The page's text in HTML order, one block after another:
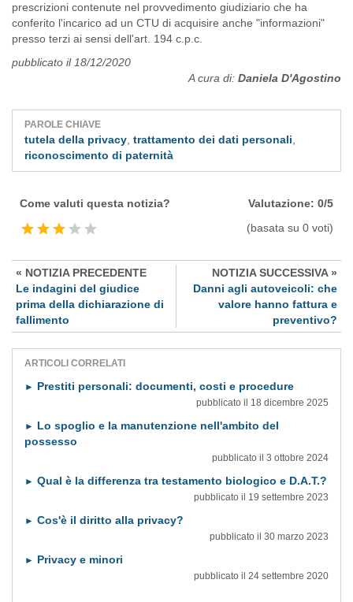
prescrizioni contenute nel provvedimento giudiziario che ha
conferito l'incarico ad un CTU di acquisire anche "informazioni"
presso terzi ai sensi dell'art. 194 c.p.c.
pubblicato il 18/12/2020
A cura di: Daniela D'Agostino
PAROLE CHIAVE
tutela della privacy trattamento dei dati personali
riconoscimento di paternità
Come valuti questa notizia?
Valutazione: 0/5
(basata su 0 voti)
« NOTIZIA PRECEDENTE
Le indagini del giudice
prima della dichiarazione di
fallimento
NOTIZIA SUCCESSIVA »
Danni agli autoveicoli: che
valore hanno fattura e
preventivo?
ARTICOLI CORRELATI
► Prestiti personali: documenti, costi e procedure
pubblicato il 18 dicembre 2025
► Lo spoglio e la manutenzione nell'ambito del
possesso
pubblicato il 3 ottobre 2024
► Qual è la differenza tra testamento biologico e D.A.T.?
pubblicato il 19 settembre 2023
► Cos'è il diritto alla privacy?
pubblicato il 30 marzo 2023
► Privacy e minori
pubblicato il 24 settembre 2020